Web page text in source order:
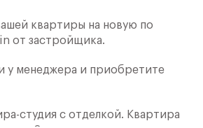
квартиры на новую по
от застройщика.
у менеджера и приобретите
студия с отделкой. Квартира